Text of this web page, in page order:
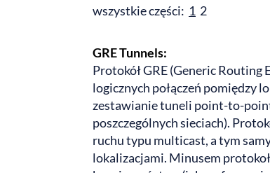
wszystkie części: 1 2
GRE Tunnels:
Protokół GRE (Generic
logicznych połączeń pomiędzy
zestawianie tuneli point-to-
poszczególnych sieciach).
ruchu typu multicast, a tym
lokalizacjami. Minusem